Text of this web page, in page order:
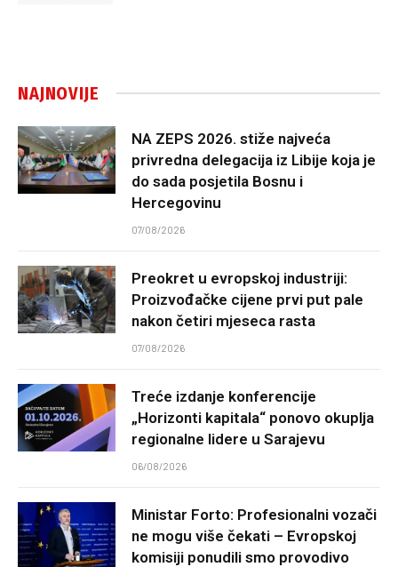
NAJNOVIJE
NA ZEPS 2026. stiže najveća
privredna delegacija iz Libije koja je
do sada posjetila Bosnu i
Hercegovinu
07/08/2026
Preokret u evropskoj industriji:
Proizvođačke cijene prvi put pale
nakon četiri mjeseca rasta
07/08/2026
Treće izdanje konferencije
„Horizonti kapitala“ ponovo okuplja
regionalne lidere u Sarajevu
06/08/2026
Ministar Forto: Profesionalni vozači
ne mogu više čekati – Evropskoj
komisiji ponudili smo provodivo